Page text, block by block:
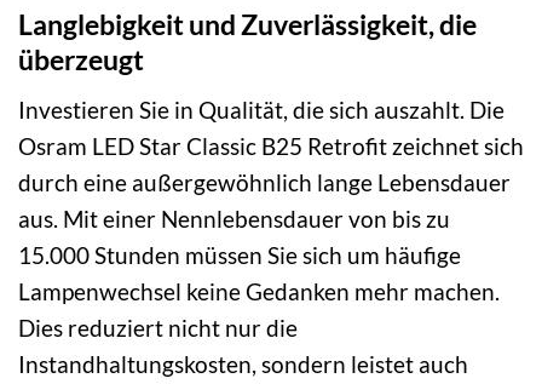
Langlebigkeit und Zuverlässigkeit, die
überzeugt
Investieren Sie in Qualität, die sich auszahlt. Die
Osram LED Star Classic B25 Retrofit zeichnet sich
durch eine außergewöhnlich lange Lebensdauer
aus. Mit einer Nennlebensdauer von bis zu
15.000 Stunden müssen Sie sich um häufige
Lampenwechsel keine Gedanken mehr machen.
Dies reduziert nicht nur die
Instandhaltungskosten, sondern leistet auch